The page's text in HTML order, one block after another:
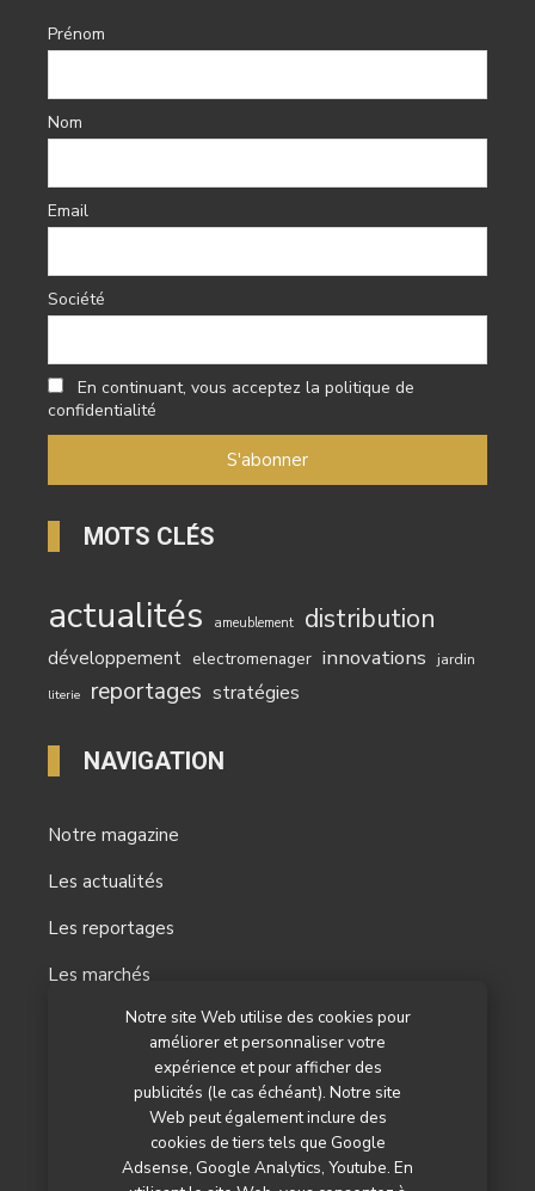
Notre site Web utilise des cookies pour
améliorer et personnaliser votre
expérience et pour afficher des
publicités (le cas échéant). Notre site
Web peut également inclure des
cookies de tiers tels que Google
Adsense, Google Analytics, Youtube. En
Prénom
Nom
Email
Société
En continuant, vous acceptez la politique de
confidentialité
MOTS CLÉS
actualités ameublement distribution
développement electromenager innovations jardin
literie reportages stratégies
NAVIGATION
Notre magazine
Les actualités
Les reportages
Les marchés
Nos autres titres
Qui sommes-nous ?